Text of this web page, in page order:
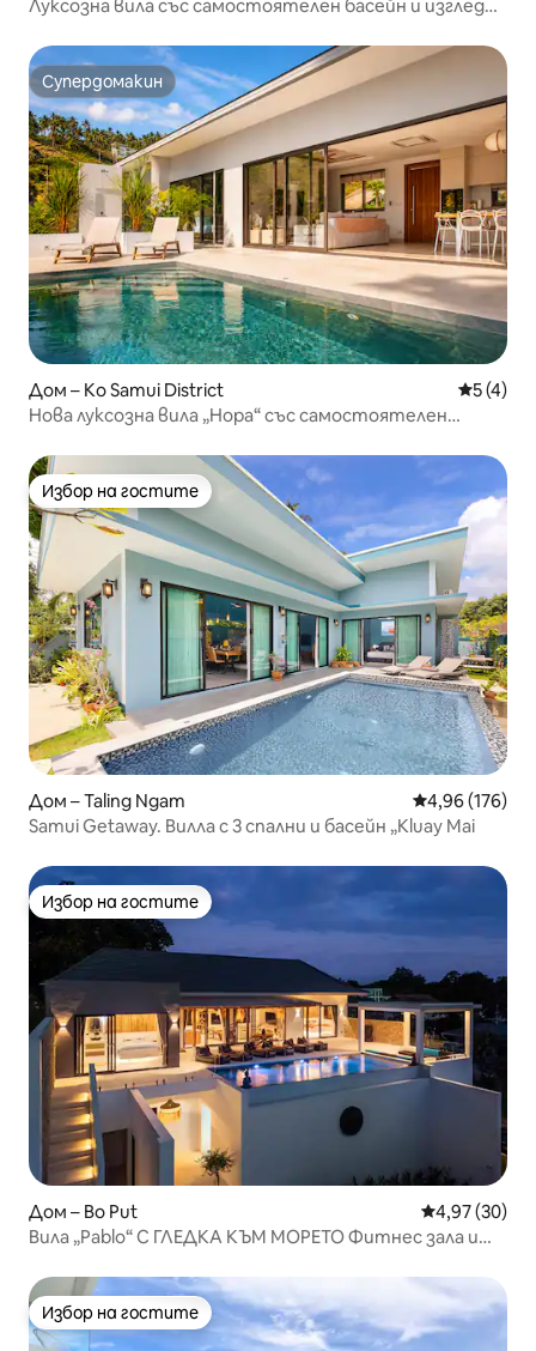
Луксозна вила със самостоятелен басейн и изглед
Супердомакин
Супердомакин
Дом – Ko Samui District Средна
5 (4)
Нова луксозна вила „Нора“ със самостоятелен
Избор на гостите
Избор на гостите
Дом – Taling Ngam Средна
4,96 (176)
Samui Getaway. Вилла с 3 спални и басейн „Kluay Mai
Избор на гостите
Избор на гостите
Дом – Bo Put Средна
4,97 (30)
Вила „Pablo“ С ГЛЕДКА КЪМ МОРЕТО Фитнес зала и
Избор на гостите
Избор на гостите